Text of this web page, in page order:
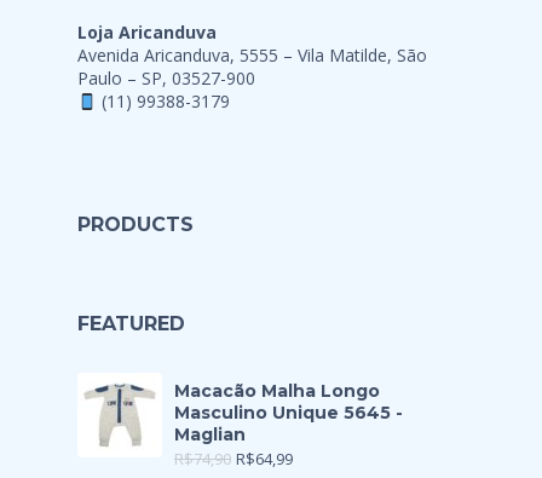
Loja Aricanduva
Avenida Aricanduva, 5555 – Vila Matilde, São
Paulo – SP, 03527-900
(11) 99388-3179
PRODUCTS
FEATURED
Macacão Malha Longo
Masculino Unique 5645 -
Maglian
R$74,90 R$64,99